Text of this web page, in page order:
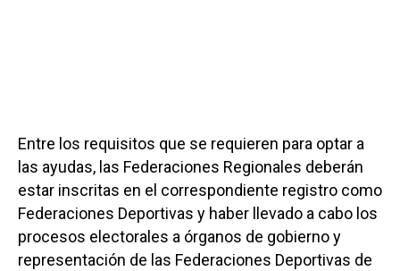
Entre los requisitos que se requieren para optar a
las ayudas, las Federaciones Regionales deberán
estar inscritas en el correspondiente registro como
Federaciones Deportivas y haber llevado a cabo los
procesos electorales a órganos de gobierno y
representación de las Federaciones Deportivas de